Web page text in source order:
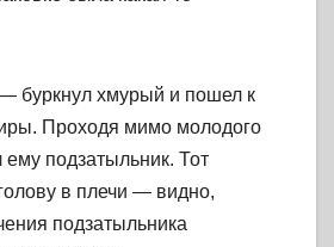
буркнул хмурый и пошел к
Проходя мимо молодого
ему подзатыльник. Тот
в плечи — видно,
подзатыльника